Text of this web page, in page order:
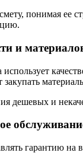
понимая ее
и
использует
закупать
дешевых и
гарантию